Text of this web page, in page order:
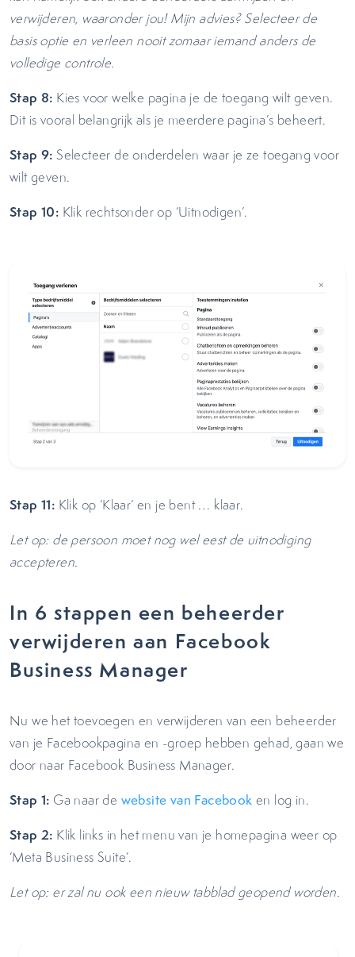
verwijderen, waaronder jou! Mijn advies? Selecteer de
basis optie en verleen nooit zomaar iemand anders de
volledige controle.
Stap 8: Kies voor welke pagina je de toegang wilt geven.
Dit is vooral belangrijk als je meerdere pagina’s beheert.
Stap 9: Selecteer de onderdelen waar je ze toegang voor
wilt geven.
Stap 10: Klik rechtsonder op ‘Uitnodigen’.
Stap 11: Klik op ‘Klaar’ en je bent … klaar.
Let op: de persoon moet nog wel eest de uitnodiging
accepteren.
In 6 stappen een beheerder
verwijderen aan Facebook
Business Manager
Nu we het toevoegen en verwijderen van een beheerder
van je Facebookpagina en -groep hebben gehad, gaan we
door naar Facebook Business Manager.
Stap 1: Ga naar de website van Facebook en log in.
Stap 2: Klik links in het menu van je homepagina weer op
‘Meta Business Suite’.
Let op: er zal nu ook een nieuw tabblad geopend worden.